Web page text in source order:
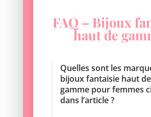
FAQ – Bijoux
haut de
Quelles sont les
bijoux fantaisie haut de
gamme pour femmes
dans l’article ?